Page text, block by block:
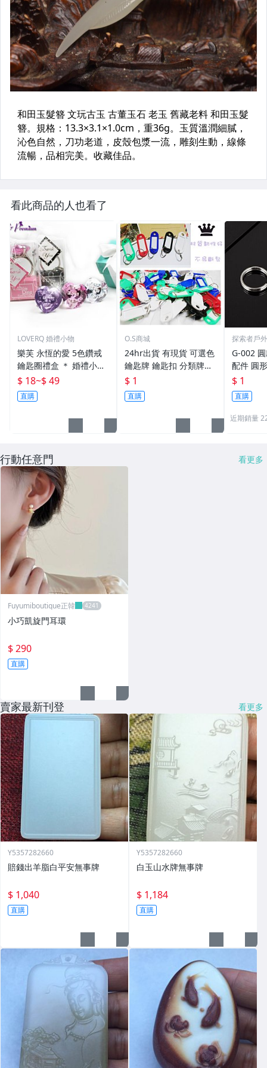
看此商品的人也看了
LOVERQ 婚禮小物
樂芙 永恆的愛 5色鑽戒
鑰匙圈禮盒 ＊ 婚禮小物
二次進場 工商禮贈品 戒
指鑰匙圈 鑽石鑰匙扣 大
鑽戒 送客禮 活動贈品
$ 18~$ 49
直購
O.S商城
24hr出貨 有現貨 可選色
鑰匙牌 鑰匙扣 分類牌鎖
匙 分類牌 塑膠鑰匙牌 鑰
匙扣 號碼牌 分類牌 標記
鑰匙吊牌 掛牌
$ 1
直購
探索者戶
G-002
配件 圓
鑰匙圈
單個鑰
$ 1
直購
近期銷量
行動任意門 看更多
Fuyumiboutique正韓
小巧凱旋門耳環
$ 290
直購
賣家最新刊登 看更多
Y5357282660
賠錢出羊脂白平安無事牌
$ 1,040
直購
Y5357282660
白玉山水牌無事牌
$ 1,184
直購